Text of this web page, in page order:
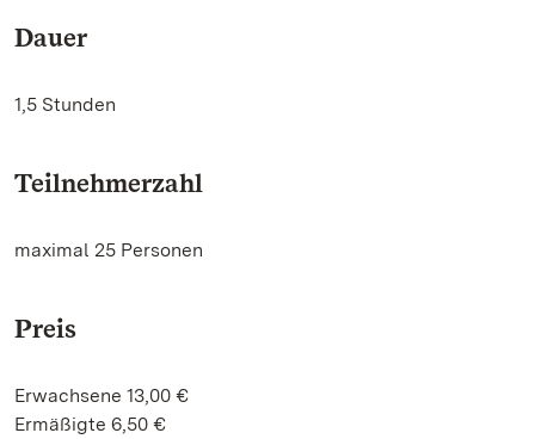
Dauer
1,5 Stunden
Teilnehmerzahl
maximal 25 Personen
Preis
Erwachsene 13,00 €
Ermäßigte 6,50 €